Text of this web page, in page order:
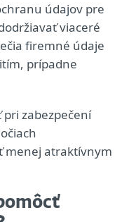
údajov pre
viaceré
firemné údaje
prípadne
zabezpečení
menej atraktívnym